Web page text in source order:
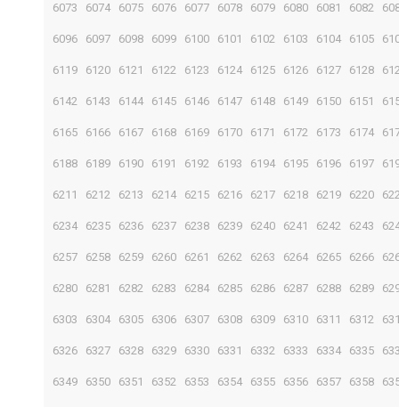
6073 6074 6075 6076 6077 6078 6079 6080 6081 6082
6096 6097 6098 6099 6100 6101 6102 6103 6104 6105
6119 6120 6121 6122 6123 6124 6125 6126 6127 6128
6142 6143 6144 6145 6146 6147 6148 6149 6150 6151
6165 6166 6167 6168 6169 6170 6171 6172 6173 6174
6188 6189 6190 6191 6192 6193 6194 6195 6196 6197
6211 6212 6213 6214 6215 6216 6217 6218 6219 6220
6234 6235 6236 6237 6238 6239 6240 6241 6242 6243
6257 6258 6259 6260 6261 6262 6263 6264 6265 6266
6280 6281 6282 6283 6284 6285 6286 6287 6288 6289
6303 6304 6305 6306 6307 6308 6309 6310 6311 6312
6326 6327 6328 6329 6330 6331 6332 6333 6334 6335
6349 6350 6351 6352 6353 6354 6355 6356 6357 6358